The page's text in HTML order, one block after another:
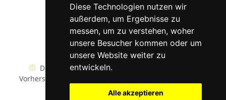
Diese Technologien nutzen wir
außerdem, um Ergebnisse zu
messen, um zu verstehen, woher
unsere Besucher kommen oder um
unsere Website weiter zu
entwickeln.
Alle akzeptieren
Tippswetten.de
twitter/x
facebook/meta
Die besten kostenlosen WETT TIPS und Wetten
Vorhersagen von unserer Website sind nur Vorschläge.